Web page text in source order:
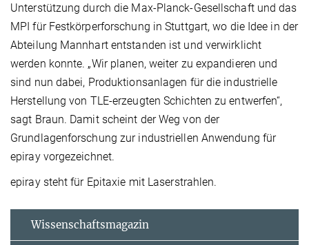
Unterstützung durch die Max-Planck-Gesellschaft und das
MPI für Festkörperforschung in Stuttgart, wo die Idee in der
Abteilung Mannhart entstanden ist und verwirklicht
werden konnte. „Wir planen, weiter zu expandieren und
sind nun dabei, Produktionsanlagen für die industrielle
Herstellung von TLE-erzeugten Schichten zu entwerfen“,
sagt Braun. Damit scheint der Weg von der
Grundlagenforschung zur industriellen Anwendung für
epiray vorgezeichnet.
epiray steht für Epitaxie mit Laserstrahlen.
Wissenschaftsmagazin